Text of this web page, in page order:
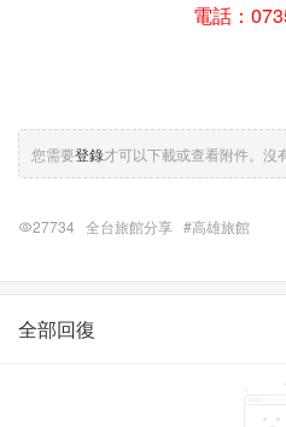
電話：
您需要登錄才可以下載或查看附件。沒
27734 全台旅館分享 #高雄旅館
全部回復